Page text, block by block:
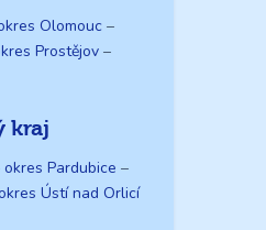
Olomouc –
Prostějov –
kraj
okres Pardubice –
okres Ústí nad Orlicí